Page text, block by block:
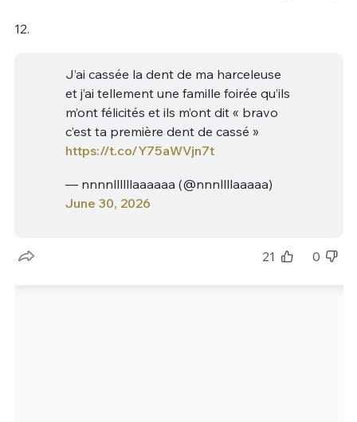
12.
J’ai cassée la dent de ma harceleuse
et j’ai tellement une famille foirée qu’ils
m’ont félicités et ils m’ont dit « bravo
c’est ta première dent de cassé »
https://t.co/Y75aWVjn7t
— nnnnllllllaaaaaa (@nnnllllaaaaa)
June 30, 2026
21 0